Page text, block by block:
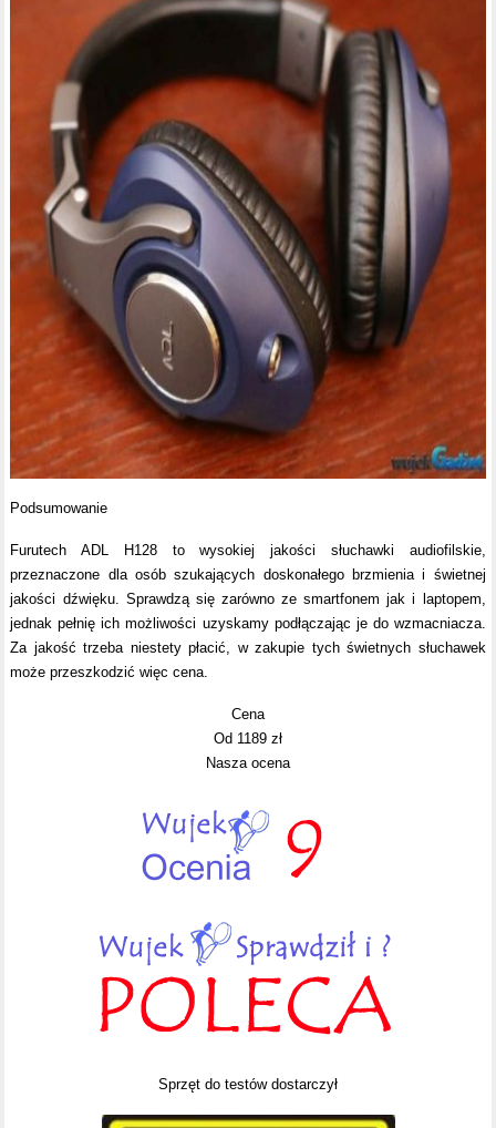
Podsumowanie
Furutech ADL H128 to wysokiej jakości słuchawki audiofilskie,
przeznaczone dla osób szukających doskonałego brzmienia i świetnej
jakości dźwięku. Sprawdzą się zarówno ze smartfonem jak i laptopem,
jednak pełnię ich możliwości uzyskamy podłączając je do wzmacniacza.
Za jakość trzeba niestety płacić, w zakupie tych świetnych słuchawek
może przeszkodzić więc cena.
Cena
Od 1189 zł
Nasza ocena
Sprzęt do testów dostarczył